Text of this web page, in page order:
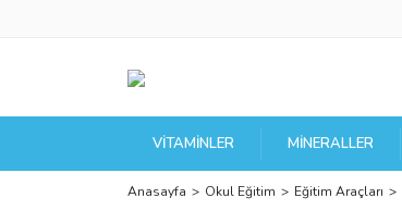
VITAMINLER MINERALLER
Anasayfa Okul Eğitim Eğitim Araçları